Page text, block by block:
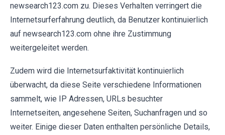
newsearch123.com zu. Dieses Verhalten verringert die
Internetsurferfahrung deutlich, da Benutzer kontinuierlich
auf newsearch123.com ohne ihre Zustimmung
weitergeleitet werden.
Zudem wird die Internetsurfaktivität kontinuierlich
überwacht, da diese Seite verschiedene Informationen
sammelt, wie IP Adressen, URLs besuchter
Internetseiten, angesehene Seiten, Suchanfragen und so
weiter. Einige dieser Daten enthalten persönliche Details,